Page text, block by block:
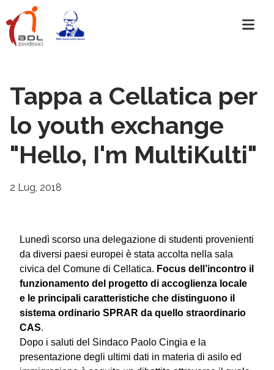
Tappa a Cellatica per
lo youth exchange
"Hello, I'm MultiKulti"
2 Lug, 2018
Lunedì scorso una delegazione di studenti provenienti
da diversi paesi europei è stata accolta nella sala
civica del Comune di Cellatica. Focus dell’incontro il
funzionamento del progetto di accoglienza locale
e le principali caratteristiche che distinguono il
sistema ordinario SPRAR da quello straordinario
CAS.
Dopo i saluti del Sindaco Paolo Cingia e la
presentazione degli ultimi dati in materia di asilo ed